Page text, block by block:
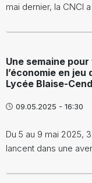
mai dernier, la CNCI
Une semaine
l’économie en jeu
Lycée Blaise-
09.05.2025 - 16:30
Du 5 au 9 mai 2025,
lancent dans une